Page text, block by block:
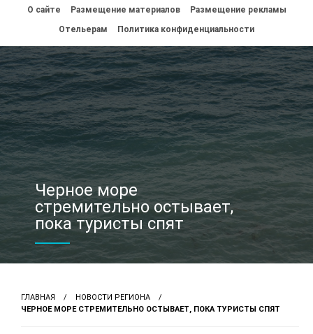
ПерейтиО сайте Размещение материалов
Размещение рекламы
Отельерам
Политика конфиденциальности
Черное море
стремительно остывает,
пока туристы спят
ГЛАВНАЯ
НОВОСТИ РЕГИОНА
ЧЕРНОЕ МОРЕ СТРЕМИТЕЛЬНО ОСТЫВАЕТ, ПОКА ТУРИСТЫ СПЯТ